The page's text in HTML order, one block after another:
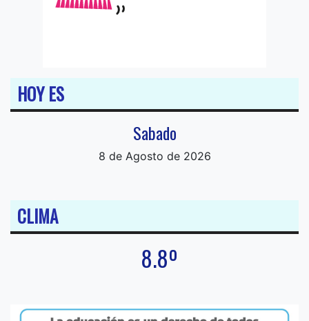
HOY ES
Sabado
8 de Agosto de 2026
CLIMA
8.8º